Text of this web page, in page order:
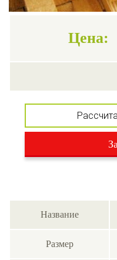
Цена:
Название
Размер